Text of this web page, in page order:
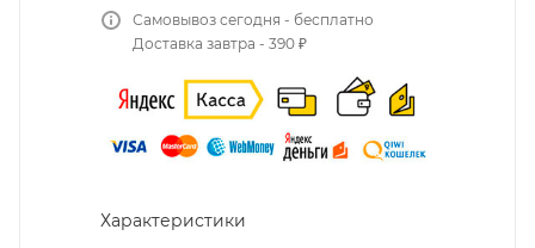
Самовывоз сегодня - бесплатно
Доставка завтра - 390 ₽
Характеристики